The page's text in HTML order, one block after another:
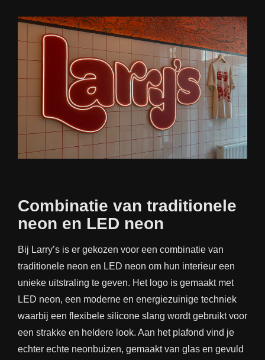
Combinatie van traditionele
neon en LED neon
Bij Larry’s is er gekozen voor een combinatie van
traditionele neon en LED neon om hun interieur een
unieke uitstraling te geven. Het logo is gemaakt met
LED neon, een moderne en energiezuinige techniek
waarbij een flexibele silicone slang wordt gebruikt voor
een strakke en heldere look. Aan het plafond vind je
echter echte neonbuizen, gemaakt van glas en gevuld